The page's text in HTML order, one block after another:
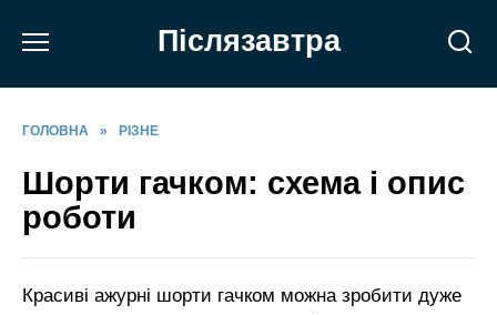
Післязавтра
ГОЛОВНА » РІЗНЕ
Шорти гачком: схема і опис
роботи
Красиві ажурні шорти гачком можна зробити дуже